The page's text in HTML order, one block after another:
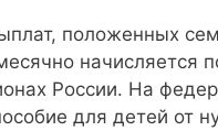
положенных
начисляется
России. На
для детей от